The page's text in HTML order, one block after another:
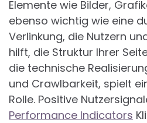
Elemente wie Bilder,
ebenso wichtig wie eine
Verlinkung, die Nutzern
hilft, die Struktur Ihrer
die technische
und Crawlbarkeit, spielt
Rolle. Positive
Performance Indicators